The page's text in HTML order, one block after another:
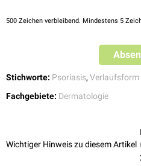
500 Zeichen verbleibend. Mindestens 5
Stichworte: Psoriasis, Verlaufsform
Fachgebiete: Dermatologie
Wichtiger Hinweis zu diesem Artikel